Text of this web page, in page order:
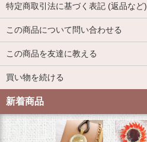
特定商取引法に基づく表記 (返品など)
この商品について問い合わせる
この商品を友達に教える
買い物を続ける
新着商品